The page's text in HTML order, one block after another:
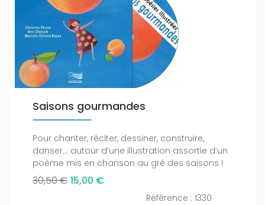
Saisons gourmandes
Pour chanter, réciter, dessiner, construire,
danser... autour d’une illustration assortie d’un
poème mis en chanson au gré des saisons !
30,50 € 15,00 €
Référence : 1330